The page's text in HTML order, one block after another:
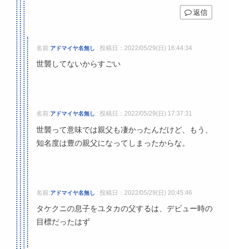
返信
名前:アドマイヤ名無し : 投稿日：2022/05/29(日) 16:44:34
世襲してないからすごい
名前:アドマイヤ名無し : 投稿日：2022/05/29(日) 17:37:31
世襲って意味では親父も凄かったんだけど、もう、
知名度は豊の親父になってしまったからな。
名前:アドマイヤ名無し : 投稿日：2022/05/29(日) 20:45:46
タケクニの息子をユタカの父するは、デビュー時の
目標だったはず